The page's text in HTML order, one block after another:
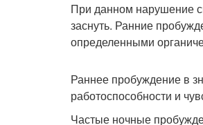
При данном нарушение
заснуть. Ранние
определенными
Раннее пробуждение в
работоспособности и
Частые ночные